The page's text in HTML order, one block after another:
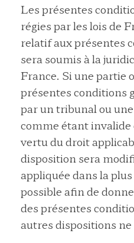
Les présentes
régies par les lois de
relatif aux présentes
sera soumis à la
France. Si une partie
présentes conditions
par un tribunal ou
comme étant
vertu du droit
disposition sera
appliquée dans la
possible afin de
des présentes
autres dispositions